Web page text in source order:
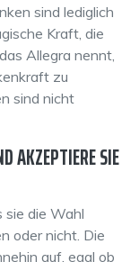
sind lediglich
Kraft, die
Allegra nennt,
zu
sind nicht
AKZEPTIERE SIE
sie die Wahl
oder nicht. Die
auf, egal ob